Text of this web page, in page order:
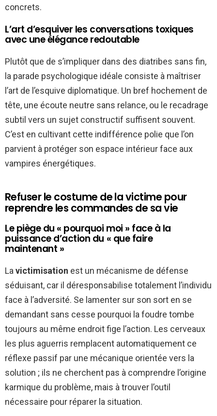
concrets.
L’art d’esquiver les conversations toxiques
avec une élégance redoutable
Plutôt que de s’impliquer dans des diatribes sans fin,
la parade psychologique idéale consiste à maîtriser
l’art de l’esquive diplomatique. Un bref hochement de
tête, une écoute neutre sans relance, ou le recadrage
subtil vers un sujet constructif suffisent souvent.
C’est en cultivant cette indifférence polie que l’on
parvient à protéger son espace intérieur face aux
vampires énergétiques.
Refuser le costume de la victime pour
reprendre les commandes de sa vie
Le piège du « pourquoi moi » face à la
puissance d’action du « que faire
maintenant »
La victimisation est un mécanisme de défense
séduisant, car il déresponsabilise totalement l’individu
face à l’adversité. Se lamenter sur son sort en se
demandant sans cesse pourquoi la foudre tombe
toujours au même endroit fige l’action. Les cerveaux
les plus aguerris remplacent automatiquement ce
réflexe passif par une mécanique orientée vers la
solution ; ils ne cherchent pas à comprendre l’origine
karmique du problème, mais à trouver l’outil
nécessaire pour réparer la situation.